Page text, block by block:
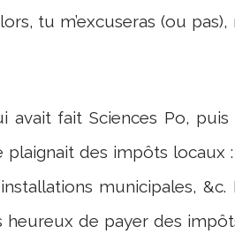
tu m’excuseras (ou pas),
fait Sciences Po, puis
des impôts locaux :
municipales, &c.
de payer des impôts